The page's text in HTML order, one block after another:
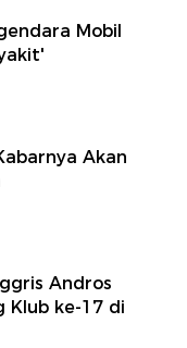
Mobil
Akan
Andros
Klub ke-17 di